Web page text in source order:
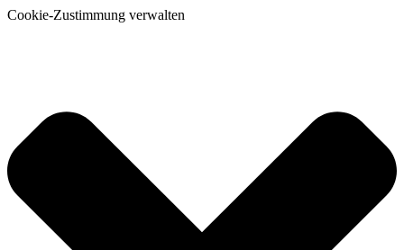
Cookie-Zustimmung verwalten